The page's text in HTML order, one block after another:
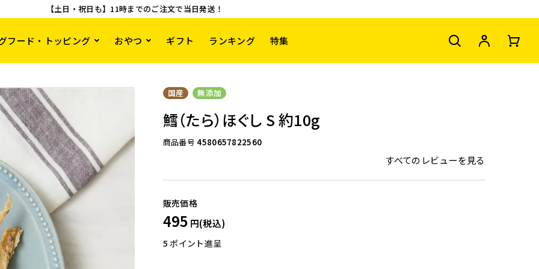
【土日・祝日も】11時までのご注文で当日発送！
フード・トッピング おやつ ギフト ランキング 特集
国産 無添加
鱈（たら）ほぐし S 約10g
商品番号 4580657822560
すべてのレビューを見る
495
5 ポイント進呈